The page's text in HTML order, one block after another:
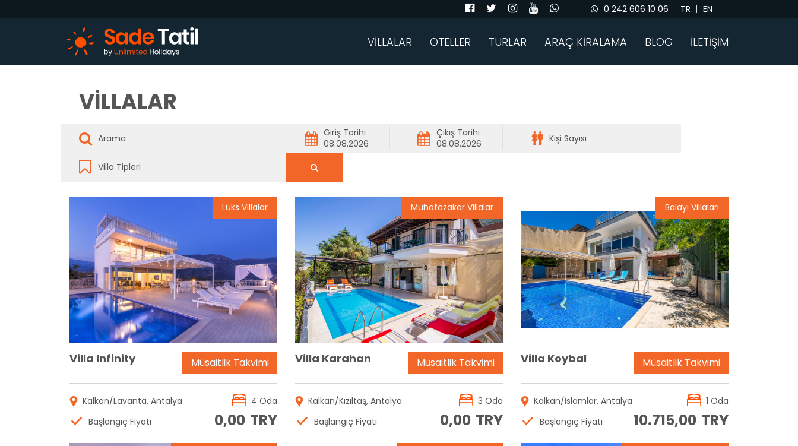
0 242 606 10 06 TR EN
VİLLALAR OTELLER TURLAR ARAÇ KİRALAMA BLOG İLETİŞİM
VİLLALAR
Giriş Tarihi Çıkış Tarihi
Rezervasyon
Lüks Villalar
Villa Infinity Müsaitlik Takvimi
Kalkan/Lavanta, Antalya
4 Oda
Başlangıç Fiyatı
0,00 TRY
Rezervasyon
Muhafazakar Villalar
Villa Karahan Müsaitlik Takvimi
Kalkan/Kızıltaş, Antalya
3 Oda
Başlangıç Fiyatı
0,00 TRY
Rezervasyon
Balayı Villaları
Villa Koybal Müsaitlik Takvimi
Kalkan/İslamlar, Antalya
1 Oda
Başlangıç Fiyatı
10.715,00 TRY